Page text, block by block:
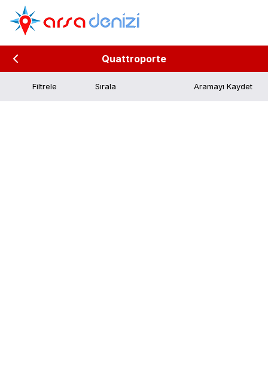
Quattroporte
Filtrele Aramayı Kaydet